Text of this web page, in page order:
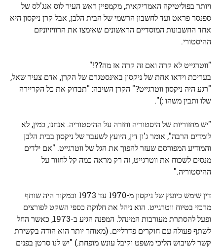
ויותר בפוליטיקה האמריקאית, מקמפיין ראש העיר לוס אנג'לס של
ספנסר פראט ועד לחשבון הרשמי של הבית הלבן, אבל קרן ניקסון היא
אחד החשבונות המוסדיים הראשונים שאימצו את הרוויזיוניזם
ההיסטורי.
"ווטרגייט לא קרה ואם זה קרה אז מה??!"
בעריכת וידאו אחת של ניקסון באינסטגרם של הקרן, אדם צעיר שאל,
"רגע היה ניקסון ווטרגייט?" הקרן השיבה: "תבדוק את כל הקריירה
שלו ותבין משהו :)".
"יש מחזוריות של היסטוריה וחזרה על ההיסטוריה. אנחנו, כמין, לא
לומדים הרבה", אומר ג'ון דין, היועץ לשעבר של ניקסון בבית הלבן
והמודיע המפורסם שעזר להפוך את הגל של ווטרגייט. "אם ילדים
מנסים לשכוח את ווטרגייט, זה רק מראה כמה קל לחזור על
ההיסטוריה."
דין שימש כיועץ של ניקסון מ-1970 עד 1973 ובמקור היה שותף
מרכזי בטיוח ווטרגייט. הוא ניהל את חלוקת כספי השקט לפורצים
ופעל להסתרת מעורבות המינהל. המפנה הגיע ב-1973, כאשר החל
לשתף פעולה עם חוקרים פדרליים. (מאוחר יותר הוא הודה בקשירת
קשר לשיבוש הליכי משפט וקיבל עונש מופחת.) "יש לנו סרטן בפנים